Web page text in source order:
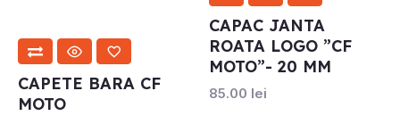
CAPETE BARA CF
MOTO
CAPAC JANTA
ROATA LOGO ”CF
MOTO”- 20 MM
85.00 lei